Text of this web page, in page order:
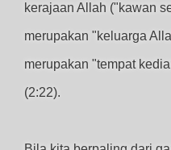
kerajaan Allah ("kawan
merupakan "keluarga
merupakan "tempat
(2:22).